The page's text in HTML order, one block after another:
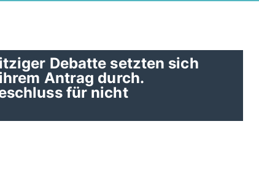
Debatte setzten sich
Antrag durch.
für nicht